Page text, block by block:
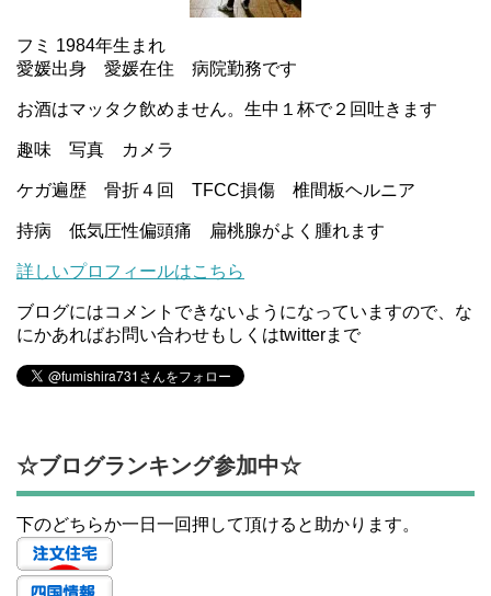
フミ 1984年生まれ
愛媛出身 愛媛在住 病院勤務です
お酒はマッタク飲めません。生中１杯で２回吐きます
趣味 写真 カメラ
ケガ遍歴 骨折４回 TFCC損傷 椎間板ヘルニア
持病 低気圧性偏頭痛 扁桃腺がよく腫れます
詳しいプロフィールはこちら
ブログにはコメントできないようになっていますので、な
にかあればお問い合わせもしくはtwitterまで
☆ブログランキング参加中☆
下のどちらか一日一回押して頂けると助かります。